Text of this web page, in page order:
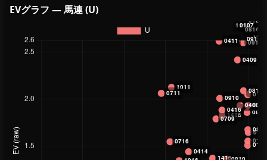
EVグラフ — 馬連 (U)